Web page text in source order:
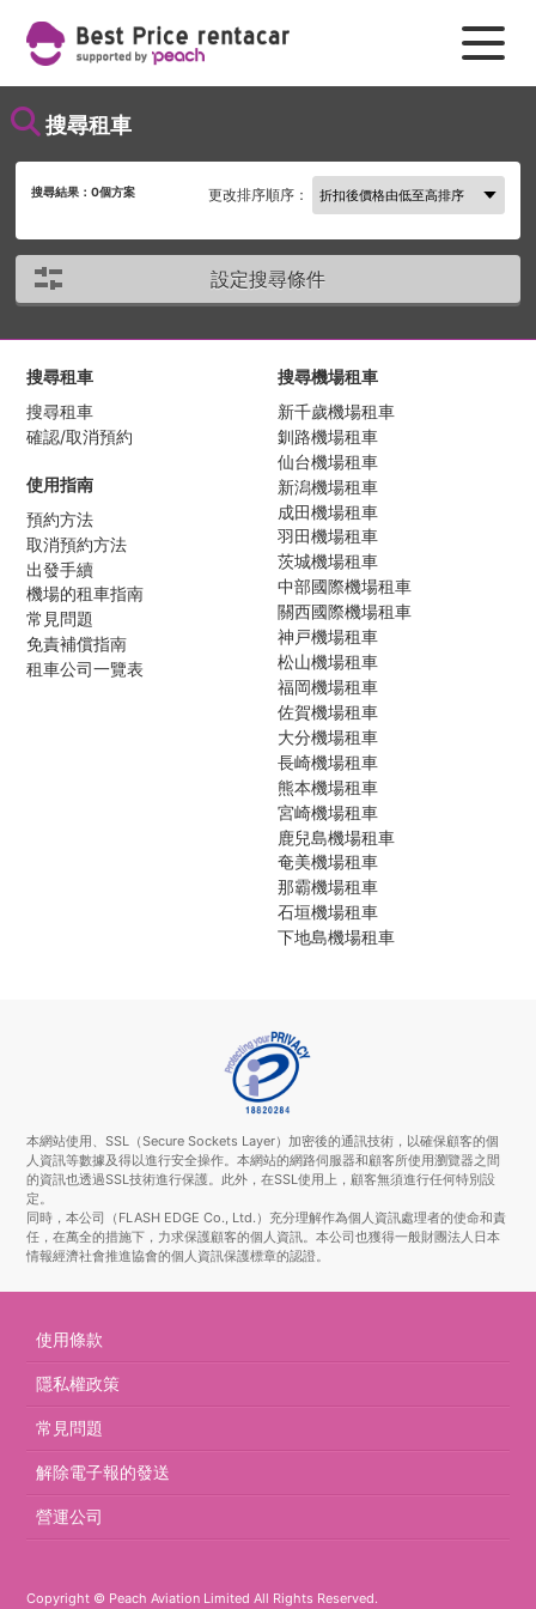
搜尋租車
搜尋結果：0個方案 更改排序順序：
設定搜尋條件
搜尋租車
搜尋租車
確認/取消預約
使用指南
預約方法
取消預約方法
出發手續
機場的租車指南
常見問題
免責補償指南
租車公司一覽表
搜尋機場租車
新千歲機場租車
釧路機場租車
仙台機場租車
新潟機場租車
成田機場租車
羽田機場租車
茨城機場租車
中部國際機場租車
關西國際機場租車
神戸機場租車
松山機場租車
福岡機場租車
佐賀機場租車
大分機場租車
長崎機場租車
熊本機場租車
宮崎機場租車
鹿兒島機場租車
奄美機場租車
那霸機場租車
石垣機場租車
下地島機場租車
本網站使用、SSL（Secure Sockets Layer）加密後的通訊技術，以確保顧客的個
人資訊等數據及得以進行安全操作。本網站的網路伺服器和顧客所使用瀏覽器之間
的資訊也透過SSL技術進行保護。此外，在SSL使用上，顧客無須進行任何特別設
定。
同時，本公司（FLASH EDGE Co., Ltd.）充分理解作為個人資訊處理者的使命和責
任，在萬全的措施下，力求保護顧客的個人資訊。本公司也獲得一般財團法人日本
情報經濟社會推進協會的個人資訊保護標章的認證。
使用條款
隱私權政策
常見問題
解除電子報的發送
營運公司
Copyright © Peach Aviation Limited All Rights Reserved.